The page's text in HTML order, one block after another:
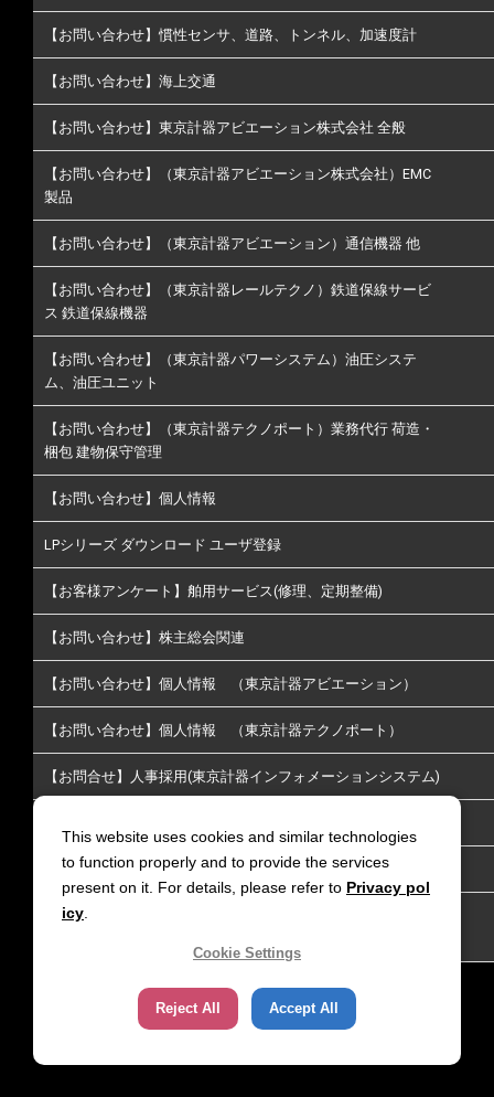
サイトポリシー 個人情報保護方針
【お問い合わせ】慣性センサ、道路、トンネル、加速度計
【お問い合わせ】海上交通
【お問い合わせ】東京計器アビエーション株式会社 全般
【お問い合わせ】（東京計器アビエーション株式会社）EMC
製品
【お問い合わせ】（東京計器アビエーション）通信機器 他
【お問い合わせ】（東京計器レールテクノ）鉄道保線サービ
ス 鉄道保線機器
【お問い合わせ】（東京計器パワーシステム）油圧システ
ム、油圧ユニット
【お問い合わせ】（東京計器テクノポート）業務代行 荷造・
梱包 建物保守管理
【お問い合わせ】個人情報
LPシリーズ ダウンロード ユーザ登録
【お客様アンケート】舶用サービス(修理、定期整備)
【お問い合わせ】株主総会関連
【お問い合わせ】個人情報 （東京計器アビエーション）
【お問い合わせ】個人情報 （東京計器テクノポート）
【お問合せ】人事採用(東京計器インフォメーションシステム)
【お問い合わせ】放送通信
【お問い合わせ】リチウムイオン電池火災延焼防止｜LiGIS 延
This website uses cookies and similar technologies
to function properly and to provide the services
present on it. For details, please refer to Privacy pol
icy
Cookie Settings
Reject All Accept All